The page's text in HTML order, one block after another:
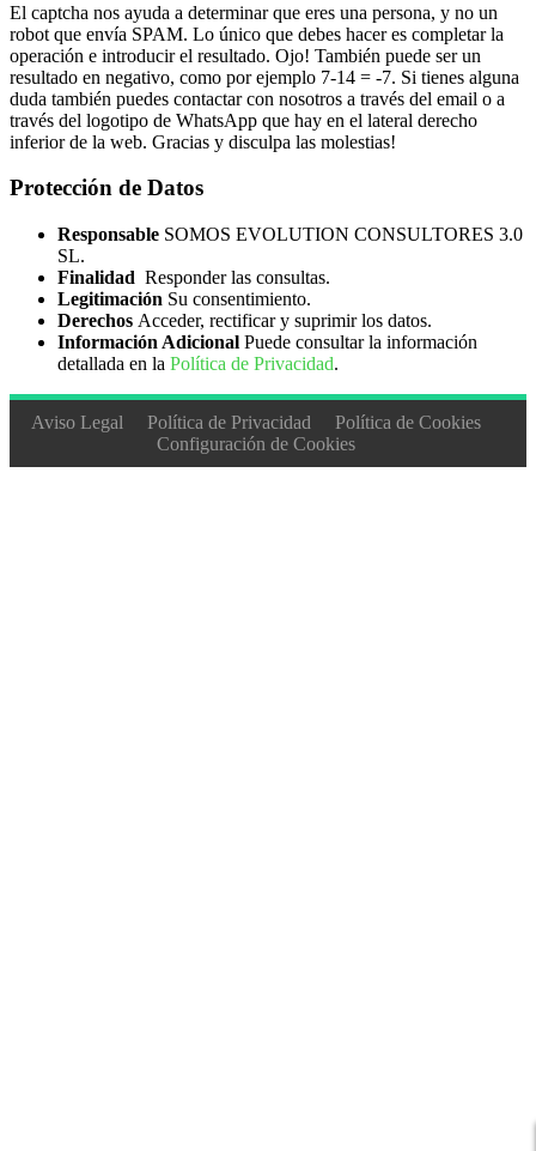
El captcha nos ayuda a determinar que eres una persona, y no un
robot que envía SPAM. Lo único que debes hacer es completar la
operación e introducir el resultado. Ojo! También puede ser un
resultado en negativo, como por ejemplo 7-14 = -7. Si tienes alguna
duda también puedes contactar con nosotros a través del email o a
través del logotipo de WhatsApp que hay en el lateral derecho
inferior de la web. Gracias y disculpa las molestias!
Protección de Datos
Responsable SOMOS EVOLUTION CONSULTORES 3.0
SL.
Finalidad Responder las consultas.
Legitimación Su consentimiento.
Derechos Acceder, rectificar y suprimir los datos.
Información Adicional Puede consultar la información
detallada en la Política de Privacidad.
Aviso Legal Política de Privacidad
Política de Cookies
Configuración de Cookies